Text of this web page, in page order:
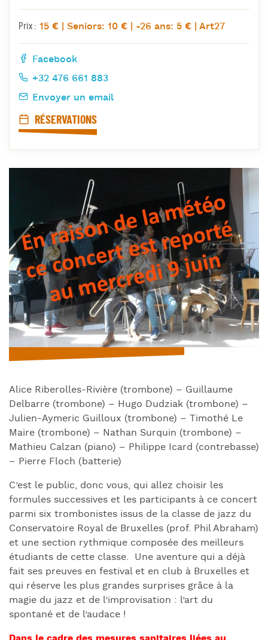
Alice Riberolles-Rivière (trombone) – Guillaume
Delbarre (trombone) – Hugo Dudziak (trombone) –
Julien-Aymeric Guilloux (trombone) – Timothé Le
Maire (trombone) – Nathan Surquin (trombone) –
Mathieu Calzan (piano) – Philippe Icard (contrebasse)
– Pierre Floch (batterie)
C’est le public, donc vous, qui allez choisir les
formules successives et les participants à ce concert
parmi six trombonistes issus de la classe de jazz du
Conservatoire Royal de Bruxelles (prof. Phil Abraham)
et une section rythmique composée des meilleurs
étudiants de cette classe. Une aventure qui a déjà
fait ses preuves en festival et en club à Bruxelles et
qui réserve les plus grandes surprises grâce à la
magie du jazz et de l’improvisation : l’art du
spontané et de l’audace !
Prix : 15 € | Seniors: 10 € | -26 ans: 5 € | Art27
Facebook
+32 476 661 883
Envoyer un email
RÉSERVATIONS